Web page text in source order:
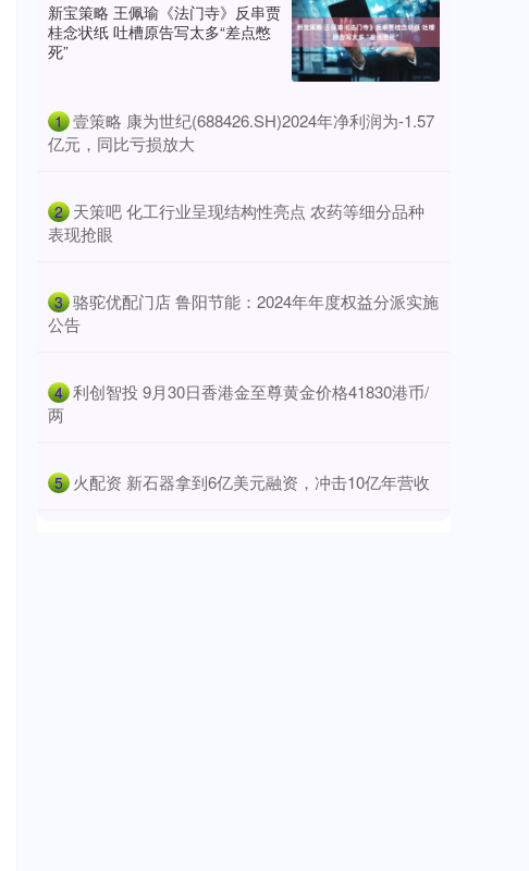
新宝策略 王佩瑜《法门寺》反串贾
桂念状纸 吐槽原告写太多“差点憋
死”
1 ​壹策略 康为世纪(688426.SH)2024年净利润为-1.57
亿元，同比亏损放大
2 ​天策吧 化工行业呈现结构性亮点 农药等细分品种
表现抢眼
3 ​骆驼优配门店 鲁阳节能：2024年年度权益分派实施
公告
4 ​利创智投 9月30日香港金至尊黄金价格41830港币/
两
5 ​火配资 新石器拿到6亿美元融资，冲击10亿年营收